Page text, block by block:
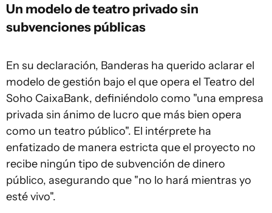
Un modelo de teatro privado sin
subvenciones públicas
En su declaración, Banderas ha querido aclarar el
modelo de gestión bajo el que opera el Teatro del
Soho CaixaBank, definiéndolo como "una empresa
privada sin ánimo de lucro que más bien opera
como un teatro público". El intérprete ha
enfatizado de manera estricta que el proyecto no
recibe ningún tipo de subvención de dinero
público, asegurando que "no lo hará mientras yo
esté vivo".